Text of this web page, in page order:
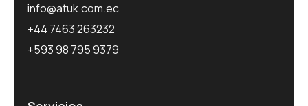
info@atuk.com.ec
+44 7463 263232
+593 98 795 9379